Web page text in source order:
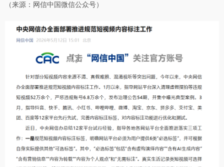
（来源：网信中国微信公众号）